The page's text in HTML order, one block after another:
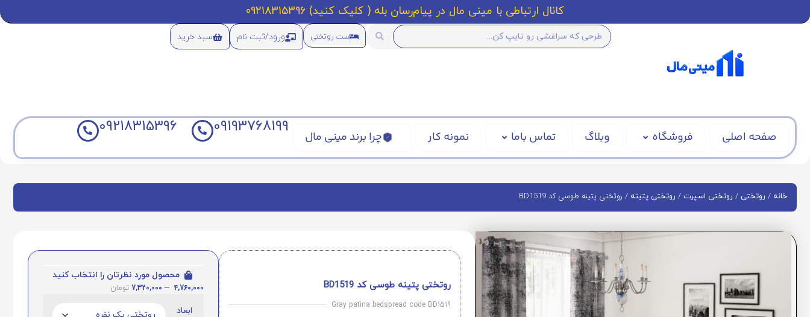
کانال ارتباطی با مینی مال در پیام‌رسان بله ( کلیک کنید) 09218315396
ست روتختی ورود/ثبت نام سبد خرید
صفحه اصلی فروشگاه وبلاگ تماس باما نمونه کار چرا برند مینی مال
09193768199
09218315396
خانه / روتختی / روتختی اسپرت / روتختی پتینه / روتختی پتینه طوسی کد BD1519
روتختی پتینه طوسی کد BD1519
Gray patina bedspread code BD1519
محصول مورد نظرتان را انتخاب کنید
4,760,000
–
7,320,000 تومان
ابعاد